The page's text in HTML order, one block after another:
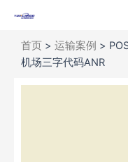
首页 > 运输案例 >
机场三字代码ANR